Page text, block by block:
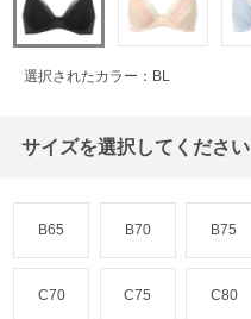
選択されたカラー：BL
サイズを選択してください
B65 B70 B75
C70 C75 C80